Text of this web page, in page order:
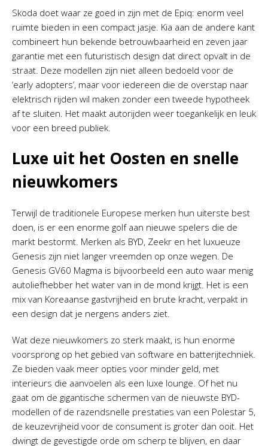
Skoda doet waar ze goed in zijn met de Epiq: enorm veel
ruimte bieden in een compact jasje. Kia aan de andere kant
combineert hun bekende betrouwbaarheid en zeven jaar
garantie met een futuristisch design dat direct opvalt in de
straat. Deze modellen zijn niet alleen bedoeld voor de
‘early adopters’, maar voor iedereen die de overstap naar
elektrisch rijden wil maken zonder een tweede hypotheek
af te sluiten. Het maakt autorijden weer toegankelijk en leuk
voor een breed publiek.
Luxe uit het Oosten en snelle
nieuwkomers
Terwijl de traditionele Europese merken hun uiterste best
doen, is er een enorme golf aan nieuwe spelers die de
markt bestormt. Merken als BYD, Zeekr en het luxueuze
Genesis zijn niet langer vreemden op onze wegen. De
Genesis GV60 Magma is bijvoorbeeld een auto waar menig
autoliefhebber het water van in de mond krijgt. Het is een
mix van Koreaanse gastvrijheid en brute kracht, verpakt in
een design dat je nergens anders ziet.
Wat deze nieuwkomers zo sterk maakt, is hun enorme
voorsprong op het gebied van software en batterijtechniek.
Ze bieden vaak meer opties voor minder geld, met
interieurs die aanvoelen als een luxe lounge. Of het nu
gaat om de gigantische schermen van de nieuwste BYD-
modellen of de razendsnelle prestaties van een Polestar 5,
de keuzevrijheid voor de consument is groter dan ooit. Het
dwingt de gevestigde orde om scherp te blijven, en daar